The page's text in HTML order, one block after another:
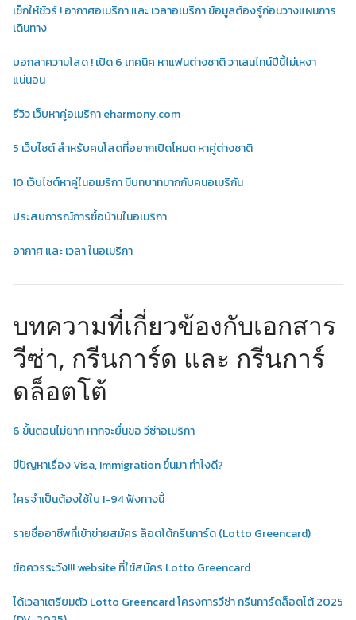
เช็กให้ชัวร์ ! อากาศอเมริกา และ เวลาอเมริกา ข้อมูลต้องรู้ก่อนวางแผนการ
เดินทาง
บอกลาความโสด ! เปิด 6 เทคนิค หาแฟนต่างชาติ วาเลนไทน์ปีนี้ไม่เหงา
แน่นอน
รีวิว เว็บหาคู่อเมริกา eharmony.com
5 เว็บไซต์ สำหรับคนโสดที่อยากเปิดโหมด หาคู่ต่างชาติ
10 เว็บไซต์หาคู่ในอเมริกา มีบทบาทมากกับคนอเมริกัน
ประสบการณ์การซื้อบ้านในอเมริกา
อากาศ และ เวลา ในอเมริกา
บทความที่เกี่ยวข้องกับเอกสาร
วีซ่า, กรีนการ์ด และ กรีนการ์
ดล็อตโต้
6 ขั้นตอนไม่ยาก หากจะยื่นขอ วีซ่าอเมริกา
มีปัญหาเรื่อง Visa, Immigration ขึ้นมา ทำไงดี?
ใครจำเป็นต้องใช้ใบ I-94 ฟังทางนี้
รายชื่ออาชีพที่เข้าข่ายสมัคร ล็อตโต้กรีนการ์ด (Lotto Greencard)
ข้อควรระวัง!!! website ที่ใช้สมัคร Lotto Greencard
ได้เวลาเตรียมตัว Lotto Greencard โครงการวีซ่า กรีนการ์ดล็อตโต้ 2025